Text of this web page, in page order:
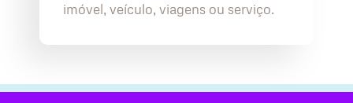
imóvel, veículo, viagens ou serviço.